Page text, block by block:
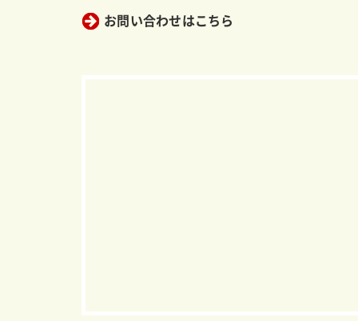
お問い合わせはこちら